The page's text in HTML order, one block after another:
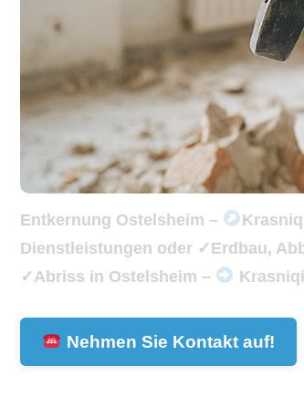
Entkernung Ostelsheim –
Dienstleistungen oder ✓Erdbau,
✓Abriss in Ostelsheim –
Nehmen Sie Kontakt auf!